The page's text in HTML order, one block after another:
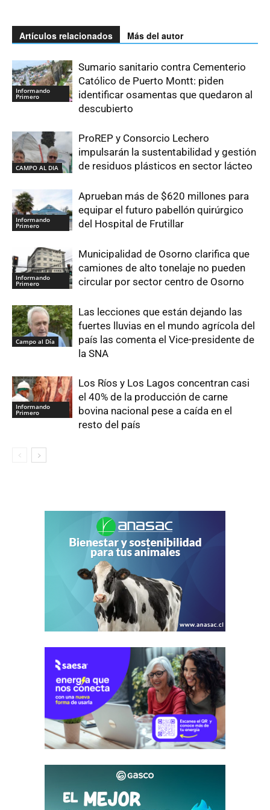
Artículos relacionados Más del autor
Informando
Primero
Sumario sanitario contra Cementerio
Católico de Puerto Montt: piden
identificar osamentas que quedaron al
descubierto
CAMPO AL DIA
ProREP y Consorcio Lechero
impulsarán la sustentabilidad y gestión
de residuos plásticos en sector lácteo
Informando
Primero
Aprueban más de $620 millones para
equipar el futuro pabellón quirúrgico
del Hospital de Frutillar
Informando
Primero
Municipalidad de Osorno clarifica que
camiones de alto tonelaje no pueden
circular por sector centro de Osorno
Campo al Día
Las lecciones que están dejando las
fuertes lluvias en el mundo agrícola del
país las comenta el Vice-presidente de
la SNA
Informando
Primero
Los Ríos y Los Lagos concentran casi
el 40% de la producción de carne
bovina nacional pese a caída en el
resto del país